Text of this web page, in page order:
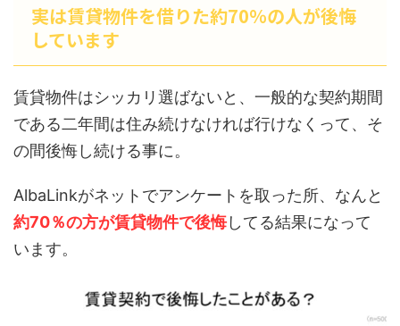
実は賃貸物件を借りた約70％の人が後悔
しています
賃貸物件はシッカリ選ばないと、一般的な契約期間
である二年間は住み続けなければ行けなくって、そ
の間後悔し続ける事に。
AlbaLinkがネットでアンケートを取った所、なんと
約70％の方が賃貸物件で後悔してる結果になって
います。